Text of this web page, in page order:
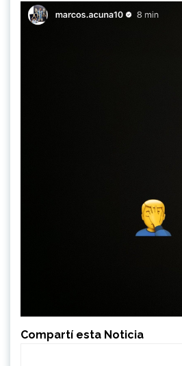
Compartí esta Noticia